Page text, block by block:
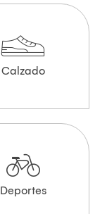
Calzado
Deportes